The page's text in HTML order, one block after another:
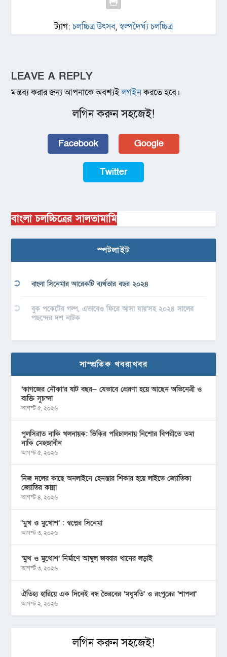
ট্যাগ:চলচ্চিত্র উৎসব,স্বল্পদৈর্ঘ্য চলচ্চিত্র
LEAVE A REPLY
মন্তব্য করার জন্য আপনাকে অবশ্যইলগইনকরতে হবে।
লগিন করুন সহজেই!
Facebook Google
Twitter
বাংলা চলচ্চিত্রের সালতামামি
স্পটলাইট
বাংলা সিনেমার আরেকটি ব্যর্থতার বছর ২০২৪
বুক পকেটের গল্প, এভাবেও ফিরে আসা যায়’সহ ২০২৪ সালের
পছন্দের দশ নাটক
সাম্প্রতিক খবরাখবর
‘কাগজের নৌকা’র ষাট বছর— যেভাবে প্রেরণা হয়ে আছেন অভিনেত্রী ও
ব্যক্তি সুচন্দা
আগস্ট ৫, ২০২৬
পুলসিরাত নাকি খলনায়ক: ভিকির পরিচালনায় নিশোর বিপরীতে তমা
নাকি মেহজাবীন
আগস্ট ৫, ২০২৬
নিজ দলের কাছে অনলাইনে হেনস্তার শিকার হয়ে লাইভে জ্যোতিকা
জ্যোতির কান্না
আগস্ট ৪, ২০২৬
‘মুখ ও মু্খোশ’ : স্বপ্নের সিনেমা
আগস্ট ৩, ২০২৬
‘মুখ ও মুখোশ’ নির্মাণে আব্দুল জব্বার খানের লড়াই
আগস্ট ৩, ২০২৬
ঐতিহ্য হারিয়ে এক দিনেই বন্ধ ভৈরবের ‘মধুমতি’ ও রংপুরের ‘শাপলা’
আগস্ট ২, ২০২৬
লগিন করুন সহজেই!